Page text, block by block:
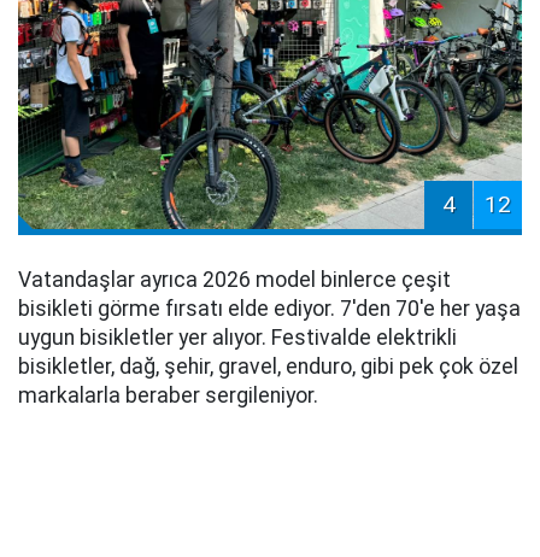
4 12
Vatandaşlar ayrıca 2026 model binlerce çeşit
bisikleti görme fırsatı elde ediyor. 7'den 70'e her yaşa
uygun bisikletler yer alıyor. Festivalde elektrikli
bisikletler, dağ, şehir, gravel, enduro, gibi pek çok özel
markalarla beraber sergileniyor.